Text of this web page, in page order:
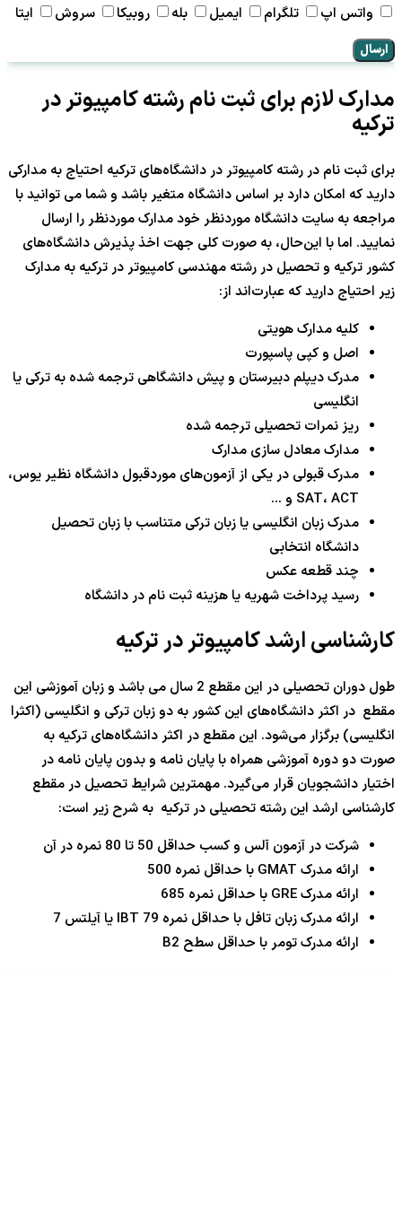
واتس اپ
تلگرام ایمیل بله روبیکا سروش ایتا
ارسال
مدارک لازم برای ثبت نام رشته کامپیوتر در
ترکیه
برای ثبت نام در رشته کامپیوتر در دانشگاه‌های ترکیه احتیاج به مدارکی
دارید که امکان دارد بر اساس دانشگاه متغیر باشد و شما می توانید با
مراجعه به سایت دانشگاه موردنظر خود مدارک موردنظر را ارسال
نمایید. اما با این‌حال، به صورت کلی جهت اخذ پذیرش دانشگاه‌های
کشور ترکیه و تحصیل در رشته مهندسی کامپیوتر در ترکیه به مدارک
زیر احتیاج دارید که عبارت‌اند از:
کلیه مدارک هویتی
اصل و کپی پاسپورت
مدرک دیپلم دبیرستان و پیش دانشگاهی ترجمه شده به ترکی یا
انگلیسی
ریز نمرات تحصیلی ترجمه شده
مدارک معادل سازی مدارک
مدرک قبولی در یکی از آزمون‌های موردقبول دانشگاه نظیر یوس،
SAT، ACT و …
مدرک زبان انگلیسی یا زبان ترکی متناسب با زبان تحصیل
دانشگاه انتخابی
چند قطعه عکس
رسید پرداخت شهریه یا هزینه ثبت نام در دانشگاه
کارشناسی ارشد کامپیوتر در ترکیه
طول دوران تحصیلی در این مقطع 2 سال می باشد و زبان آموزشی این
مقطع در اکثر دانشگاه‌های این کشور به دو زبان ترکی و انگلیسی (اکثرا
انگلیسی) برگزار می‌شود. این مقطع در اکثر دانشگاه‌های ترکیه به
صورت دو دوره آموزشی همراه با پایان نامه و بدون پایان نامه در
اختیار دانشجویان قرار می‌گیرد. مهمترین شرایط تحصیل در مقطع
کارشناسی ارشد این رشته تحصیلی در ترکیه به شرح زیر است:
شرکت در آزمون آلس و کسب حداقل 50 تا 80 نمره در آن
ارائه مدرک GMAT با حداقل نمره 500
ارائه مدرک GRE با حداقل نمره 685
ارائه مدرک زبان تافل با حداقل نمره IBT 79 یا آیلتس 7
ارائه مدرک تومر با حداقل سطح B2